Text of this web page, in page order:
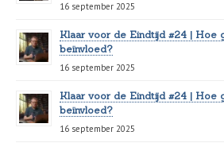
16 september 2025
Klaar voor de Eindtijd #24 | Hoe
beïnvloed?
16 september 2025
Klaar voor de Eindtijd #24 | Hoe
beïnvloed?
16 september 2025